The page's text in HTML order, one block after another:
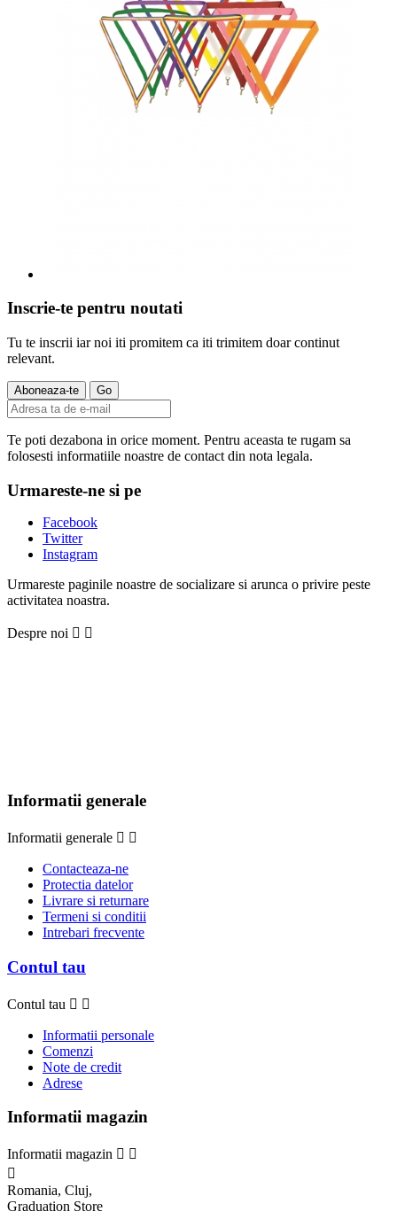
Inscrie-te pentru noutati
Tu te inscrii iar noi iti promitem ca iti trimitem doar continut
relevant.
Te poti dezabona in orice moment. Pentru aceasta te rugam sa
folosesti informatiile noastre de contact din nota legala.
Urmareste-ne si pe
Facebook
Twitter
Instagram
Urmareste paginile noastre de socializare si arunca o privire peste
activitatea noastra.
Despre noi  
Informatii generale
Informatii generale  
Contacteaza-ne
Protectia datelor
Livrare si returnare
Termeni si conditii
Intrebari frecvente
Contul tau
Contul tau  
Informatii personale
Comenzi
Note de credit
Adrese
Informatii magazin
Informatii magazin  

Romania, Cluj,
Graduation Store